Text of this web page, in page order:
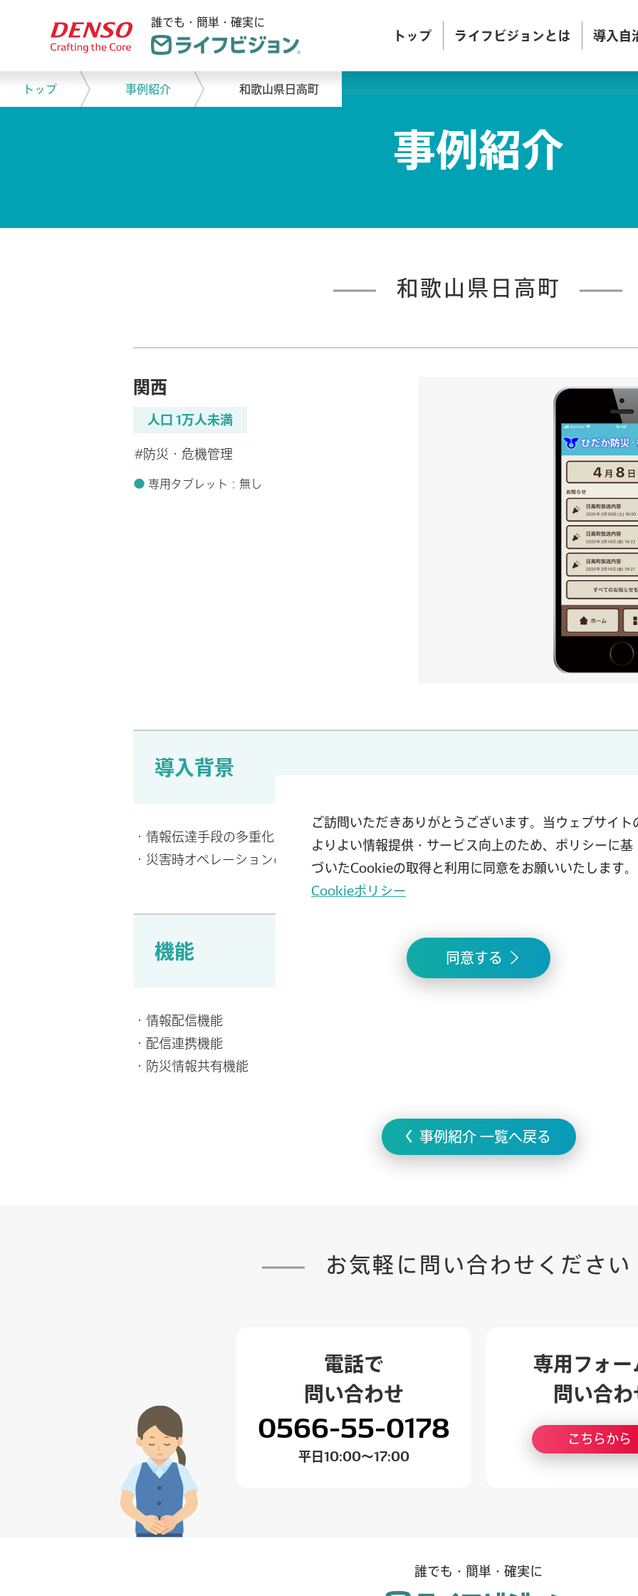
誰でも・簡単・確実に
トップ ライフビジョンとは 導入自
トップ 事例紹介 和歌山県日高町
事例紹介
和歌山県日高町
関西
人口 1万人未満
#防災・危機管理
専用タブレット：無し
導入背景
・情報伝達手段の多重化
・災害時オペレーションのDX
機能
・情報配信機能
・配信連携機能
・防災情報共有機能
事例紹介 一覧へ戻る
お気軽に 問い合わせ ください
電話で
問い合わせ
0566-55-0178
平日10:00～17:00
専用フォー
問い合わ
こちらから
誰でも・簡単・確実に
ご訪問いただきありがとうございます。当ウェブサイト
よりよい情報提供・サービス向上のため、ポリシーに基
づいたCookieの取得と利用に同意をお願いいたします。
Cookieポリシー
同意する